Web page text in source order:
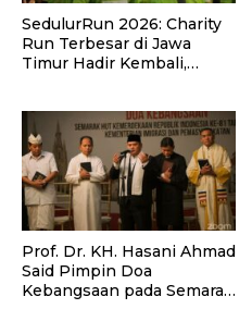
SedulurRun 2026: Charity
Run Terbesar di Jawa
Timur Hadir Kembali,
Santri dan Guru Honorer
Prof. Dr. KH. Hasani Ahmad
Said Pimpin Doa
Kebangsaan pada Semarak